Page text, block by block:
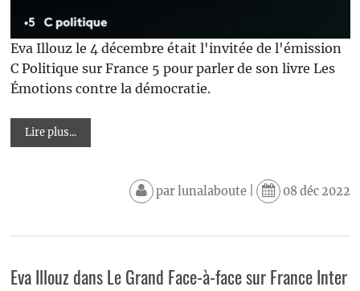
Eva Illouz le 4 décembre était l'invitée de l'émission
C Politique sur France 5 pour parler de son livre Les
Émotions contre la démocratie.
Lire plus...
parlunalaboute| 08 déc 2022
Eva Illouz dans Le Grand Face-à-face sur France Inter